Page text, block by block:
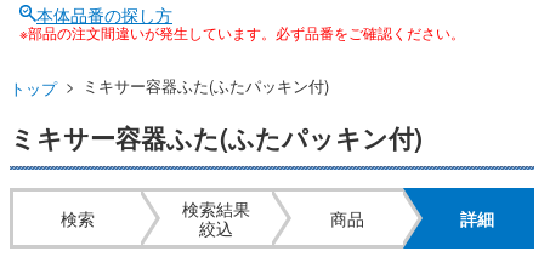
本体品番の探し方
※部品の注文間違いが発生しています。必ず品番をご確認ください。
トップ ミキサー容器ふた(ふたパッキン付)
ミキサー容器ふた(ふたパッキン付)
検索
検索結果
絞込
商品 詳細